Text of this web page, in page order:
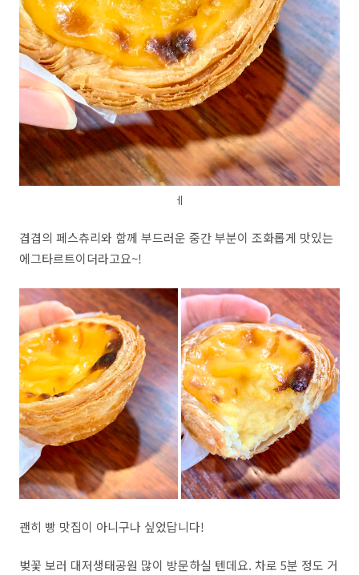
ㅔ
겹겹의 페스츄리와 함께 부드러운 중간 부분이 조화롭게 맛있는
에그타르트이더라고요~!
괜히 빵 맛집이 아니구나 싶었답니다!
벚꽃 보러 대저생태공원 많이 방문하실 텐데요. 차로 5분 정도 거